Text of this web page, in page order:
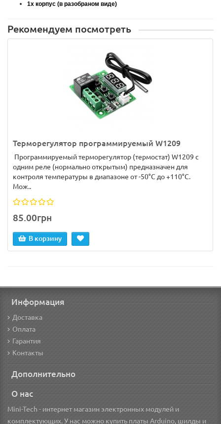
1x корпус (в разобраном виде)
Рекомендуем посмотреть
Терморегулятор программируемый W1209
Программируемый терморегулятор (термостат) W1209 с
одним реле (нормально открытым) предназначен для
контроля температуры в диапазоне от -50°C до +110°C.
Мож..
85.00грн
В корзину
Информация
Доставка
Оплата
Гарантия
Контакты
Дополнительно
О нас
Mini-Tech - интернет магазин электронных модулей и
комплектующих. У нас можно купить платы Arduino, шилды и